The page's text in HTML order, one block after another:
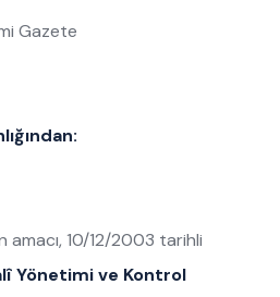
Gazete
amacı, 10/12/2003 tarihli
Yönetimi ve Kontrol